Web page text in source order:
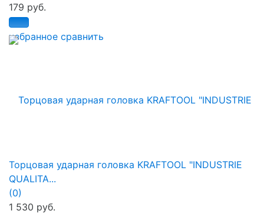
избранное сравнить
179 руб.
Торцовая ударная головка KRAFTOOL "INDUSTRIE
QUALITA...
(0)
1 530 руб.